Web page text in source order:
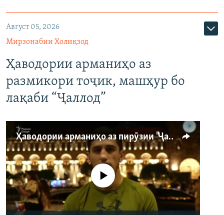
Август 05, 2026
Мирзонабии Холиқзод
Ҳаводории арманиҳо аз
размикори тоҷик, машҳур бо
лақаби “Ҷаллод”
Ҳаводории арманиҳо аз пирӯзии "Ҷаллод"-и тоҷик
Феълан кор намекунад